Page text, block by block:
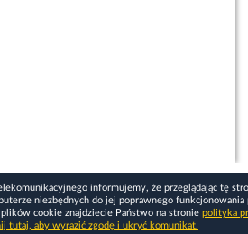
informujemy, że przeglądając tę
niezbędnych do jej poprawnego
cookie znajdziecie Państwo na stronie polityka
tutaj, aby wyrazić zgodę i ukryć komunikat.